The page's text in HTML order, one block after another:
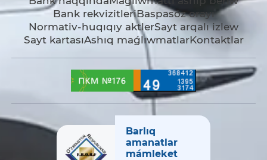
Bank rekvizitleriBaspasóz orayı
Normativ-huqıqıy aktlerSayt arqalı izlew
Sayt kartasıAshıq maǵlıwmatlarKontaktlar
Barlıq
amanatlar
mámleket